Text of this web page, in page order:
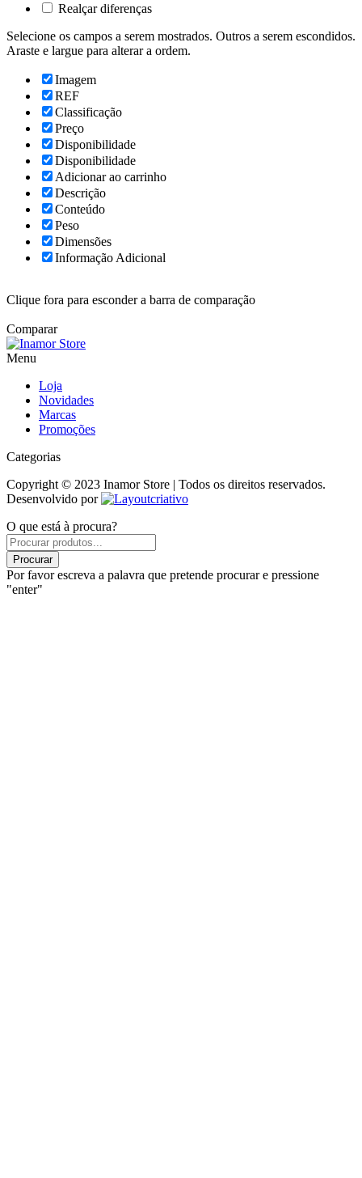
Realçar diferenças
Selecione os campos a serem mostrados. Outros a serem escondidos.
Araste e largue para alterar a ordem.
Imagem
REF
Classificação
Preço
Disponibilidade
Disponibilidade
Adicionar ao carrinho
Descrição
Conteúdo
Peso
Dimensões
Informação Adicional
Clique fora para esconder a barra de comparação
Comparar
Menu
Loja
Novidades
Marcas
Promoções
Categorias
Copyright © 2023 Inamor Store | Todos os direitos reservados.
Desenvolvido por
O que está à procura?
Products
search
Procurar
Por favor escreva a palavra que pretende procurar e pressione
"enter"